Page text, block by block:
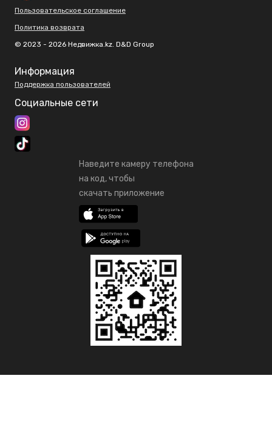
Пользовательское соглашение
Политика возврата
© 2023 - 2026 Недвижка.kz. D&D Group
Информация
Поддержка пользователей
Социальные сети
Наведите камеру телефона
на код, чтобы
скачать приложение